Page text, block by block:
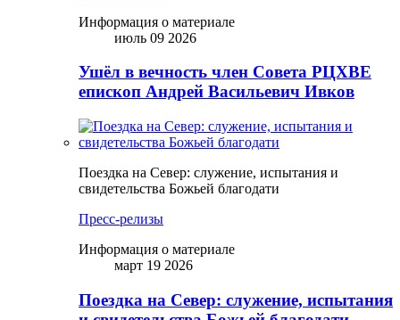
Информация о материале
июль 09 2026
Ушёл в вечность член Совета РЦХВЕ
епископ Андрей Васильевич Ивков
Поездка на Север: служение, испытания и
свидетельства Божьей благодати
Пресс-релизы
Информация о материале
март 19 2026
Поездка на Север: служение, испытания